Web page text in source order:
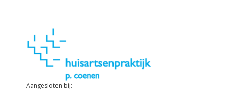
Aangesloten bij: